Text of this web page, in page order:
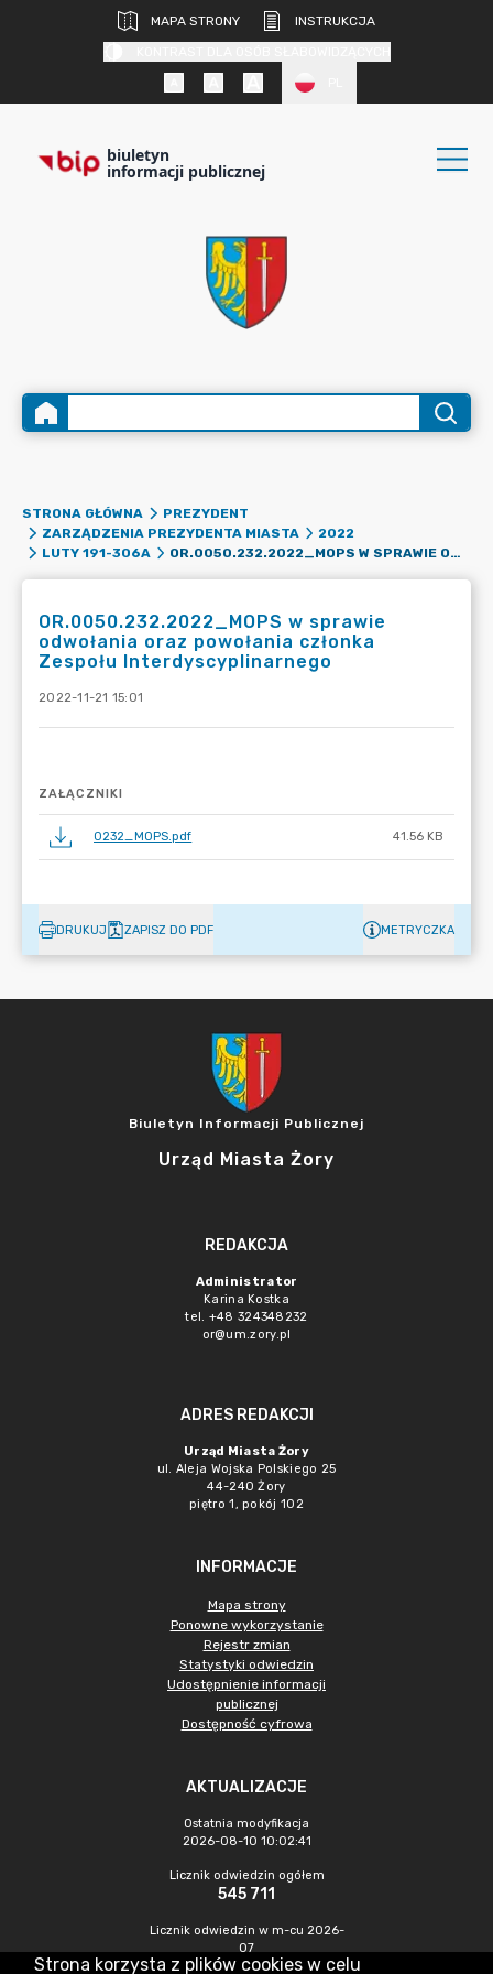
MAPA STRONY
INSTRUKCJA
biuletyn
informacji publicznej
STRONA GŁÓWNA
PREZYDENT
ZARZĄDZENIA PREZYDENTA MIASTA
2022
LUTY 191-306A
OR.0050.232.2022_MOPS W SPRAWIE ODWOŁANIA ORAZ POWOŁANIA CZŁONKA ZESPOŁU INTERDYSCYPLINARNEGO
OR.0050.232.2022_MOPS w sprawie
odwołania oraz powołania członka
Zespołu Interdyscyplinarnego
2022-11-21 15:01
ZAŁĄCZNIKI
0232_MOPS.pdf 41.56 KB
DRUKUJ ZAPISZ DO PDF METRYCZKA
Biuletyn Informacji Publicznej
Urząd Miasta Żory
REDAKCJA
Administrator
Karina Kostka
tel. +48 324348232
or@um.zory.pl
ADRES REDAKCJI
Urząd Miasta Żory
ul. Aleja Wojska Polskiego 25
44-240 Żory
piętro 1, pokój 102
INFORMACJE
Mapa strony
Ponowne wykorzystanie
Rejestr zmian
Statystyki odwiedzin
Udostępnienie informacji
publicznej
Dostępność cyfrowa
AKTUALIZACJE
Ostatnia modyfikacja
2026-08-10 10:02:41
Licznik odwiedzin ogółem
545 711
Licznik odwiedzin w m-cu 2026-
07
1 727
Strona korzysta z plików cookies w celu